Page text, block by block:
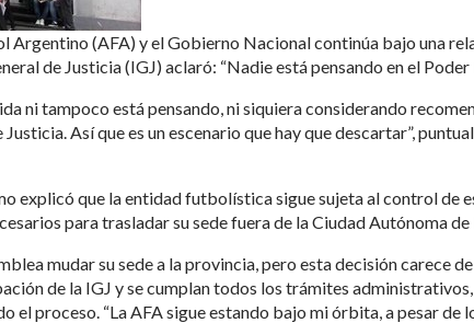
Argentino (AFA) y el Gobierno Nacional continúa bajo una
de Justicia (IGJ) aclaró: “Nadie está pensando en el
ni tampoco está pensando, ni siquiera considerando
Así que es un escenario que hay que descartar”,
explicó que la entidad futbolística sigue sujeta al control de
para trasladar su sede fuera de la Ciudad Autónoma de
mudar su sede a la provincia, pero esta decisión carece
de la IGJ y se cumplan todos los trámites
el proceso. “La AFA sigue estando bajo mi órbita, a pesar de